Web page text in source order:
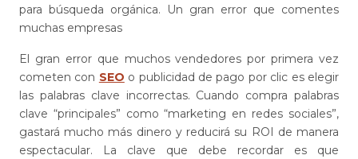
para búsqueda orgánica. Un gran error que comentes
muchas empresas
El gran error que muchos vendedores por primera vez
cometen con SEO o publicidad de pago por clic es elegir
las palabras clave incorrectas. Cuando compra palabras
clave “principales” como “marketing en redes sociales”,
gastará mucho más dinero y reducirá su ROI de manera
espectacular. La clave que debe recordar es que